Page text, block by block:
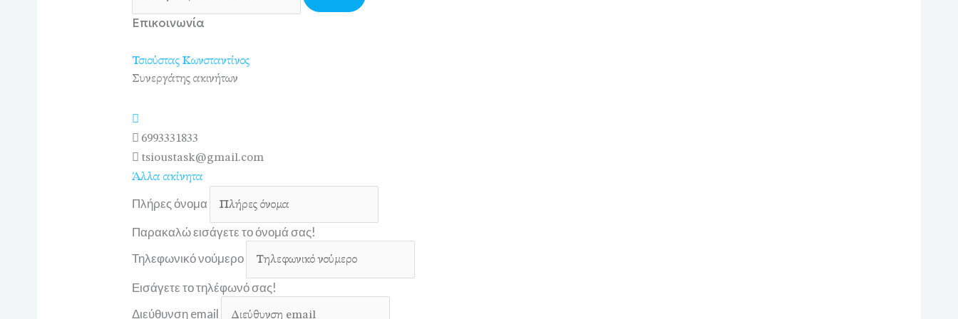
Επικοινωνία
Τσιούστας Κωνσταντίνος
Συνεργάτης ακινήτων
6993331833
tsioustask@gmail.com
Άλλα ακίνητα
Πλήρες όνομα
Παρακαλώ εισάγετε το όνομά σας!
Τηλεφωνικό νούμερο
Εισάγετε το τηλέφωνό σας!
Διεύθυνση email